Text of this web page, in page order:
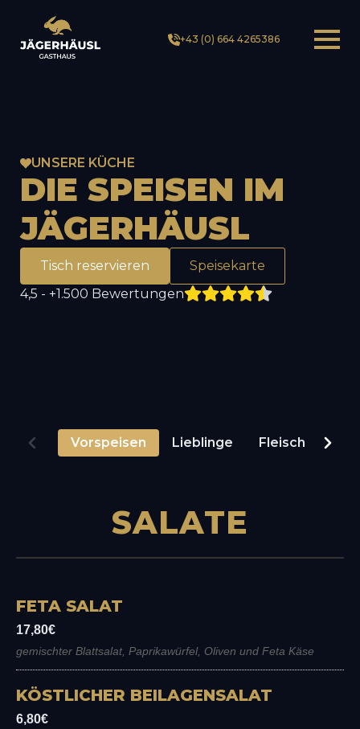
+43 (0) 664 4265386
UNSERE KÜCHE
DIE SPEISEN IM
JÄGERHÄUSL
Tisch reservieren
Speisekarte
4,5 - +1.500 Bewertungen
Vorspeisen Lieblinge Fleisch
SALATE
FETA SALAT
17,80€
gemischter Blattsalat, Paprikawürfel, Oliven und Feta Käse
KÖSTLICHER BEILAGENSALAT
6,80€